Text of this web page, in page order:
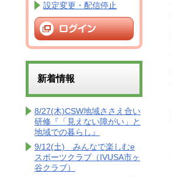
設定変更・配信停止
新着情報
8/27(木)CSW地域ささえ合い
研修『「見えない障がい」と
地域での暮らし』
9/12(土) みんなで楽しむe
スポーツクラブ（IVUSA市ヶ
谷クラブ）